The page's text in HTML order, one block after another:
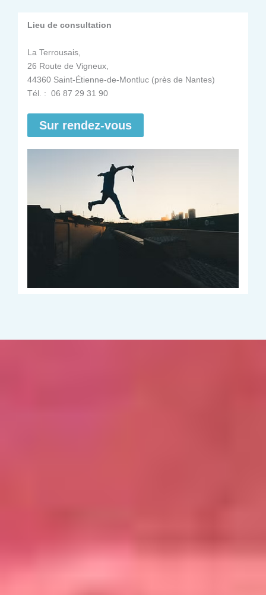
Lieu de consultation
La Terrousais,
26 Route de Vigneux,
44360 Saint-Étienne-de-Montluc (près de Nantes)
Tél. : 06 87 29 31 90
Sur rendez-vous